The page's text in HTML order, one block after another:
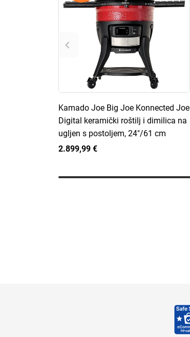
Kamado Joe Big Joe Konnected Joe
Digital keramički roštilj i dimilica na
ugljen s postoljem, 24"/61 cm
2.899,99 €